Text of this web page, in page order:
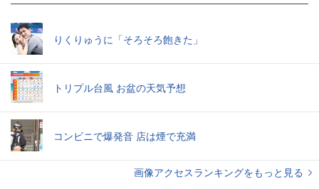
りくりゅうに「そろそろ飽きた」
トリプル台風 お盆の天気予想
コンビニで爆発音 店は煙で充満
画像アクセスランキングをもっと見る